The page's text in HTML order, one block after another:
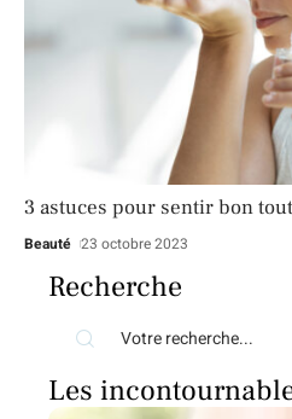
3 astuces pour sentir bon
Beauté 23 octobre 2023
Recherche
Les